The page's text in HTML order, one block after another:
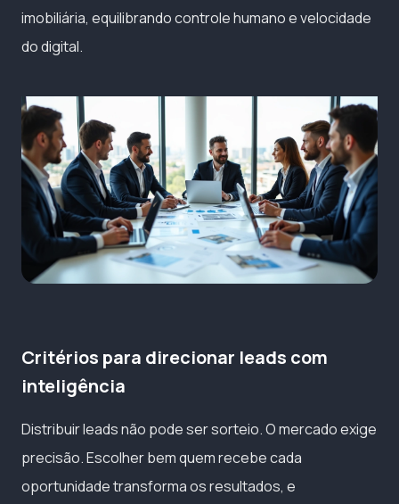
imobiliária, equilibrando controle humano e velocidade
do digital.
Critérios para direcionar leads com
inteligência
Distribuir leads não pode ser sorteio. O mercado exige
precisão. Escolher bem quem recebe cada
oportunidade transforma os resultados, e